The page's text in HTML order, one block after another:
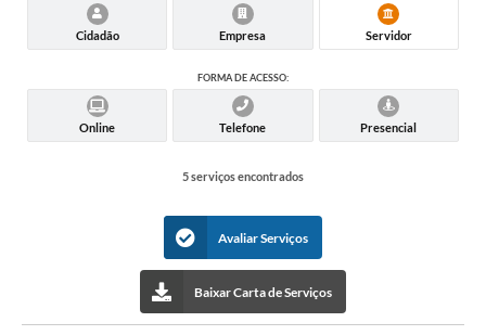
Legislação
Câmara Municipal
Contas Publicas
Galeria de Fotos
Cidadão Empresa Servidor
FORMA DE ACESSO:
Online Telefone Presencial
5 serviços encontrados
Avaliar Serviços
Baixar Carta de Serviços